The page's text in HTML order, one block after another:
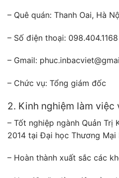
– Quê quán: Thanh Oai, Hà
– Số điện thoại: 098.404.1168
– Gmail:
– Chức vụ: Tổng giám đốc
2. Kinh nghiệm làm việc
– Tốt nghiệp ngành Quản Trị
2014 tại Đại học Thương Mại
– Hoàn thành xuất sắc các